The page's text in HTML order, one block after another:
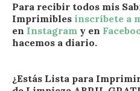
Para recibir todos mis
Imprimibles inscríbete a
en Instagram y en
hacemos a diario.
¿Estás Lista para